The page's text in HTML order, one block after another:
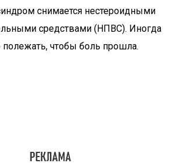
снимается нестероидными
средствами (НПВС). Иногда
полежать, чтобы боль прошла.